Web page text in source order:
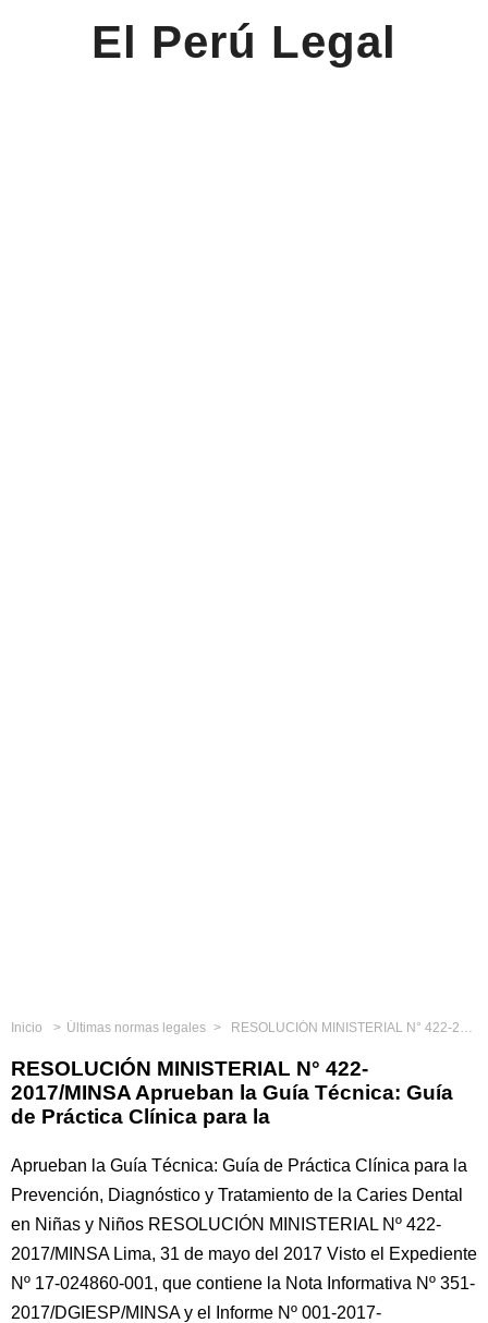
El Perú Legal
Inicio Últimas normas legales RESOLUCIÓN MINISTERIAL N° 422-2017/MINSA Aprueban la Guía Técnica: Guía de Práctica Clínica para la
RESOLUCIÓN MINISTERIAL N° 422-
2017/MINSA Aprueban la Guía Técnica: Guía
de Práctica Clínica para la
Aprueban la Guía Técnica: Guía de Práctica Clínica para la
Prevención, Diagnóstico y Tratamiento de la Caries Dental
en Niñas y Niños RESOLUCIÓN MINISTERIAL Nº 422-
2017/MINSA Lima, 31 de mayo del 2017 Visto el Expediente
Nº 17-024860-001, que contiene la Nota Informativa Nº 351-
2017/DGIESP/MINSA y el Informe Nº 001-2017-